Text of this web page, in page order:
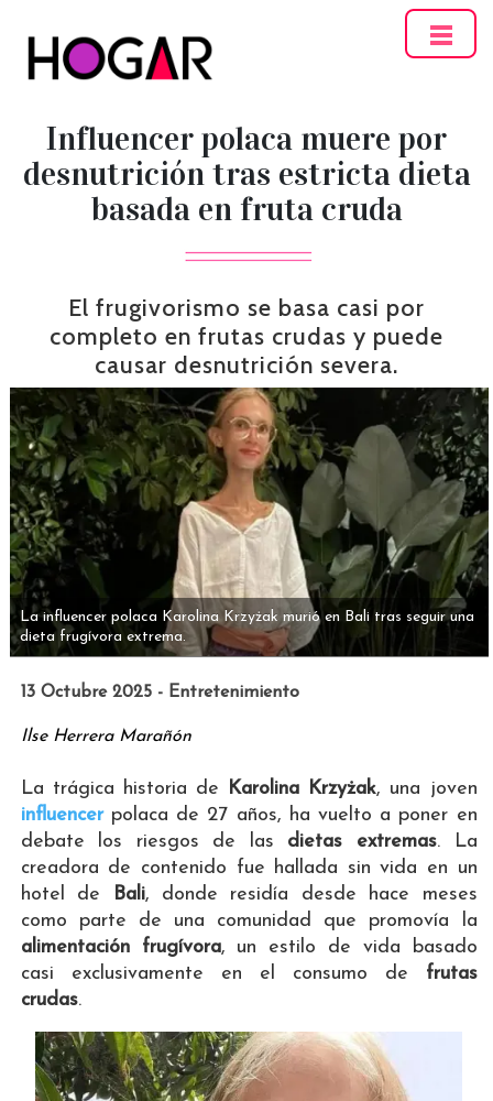
Influencer polaca muere por
desnutrición tras estricta dieta
basada en fruta cruda
El frugivorismo se basa casi por
completo en frutas crudas y puede
causar desnutrición severa.
La influencer polaca Karolina Krzyżak murió en Bali tras seguir una
dieta frugívora extrema.
13 Octubre 2025 - Entretenimiento
Ilse Herrera Marañón
La trágica historia de Karolina Krzyżak, una joven
influencerpolaca de 27 años, ha vuelto a poner en
debate los riesgos de las dietas extremas. La
creadora de contenido fue hallada sin vida en un
hotel de
Bali, donde residía desde hace meses
como parte de una comunidad que promovía la
alimentación frugívora, un estilo de vida basado
casi exclusivamente en el consumo de frutas
crudas.